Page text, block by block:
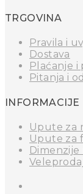
TRGOVINA
Pravila i
Dostava
Plaćanje i
Pitanja i
INFORMACIJE
Upute za
Upute za
Dimenzije